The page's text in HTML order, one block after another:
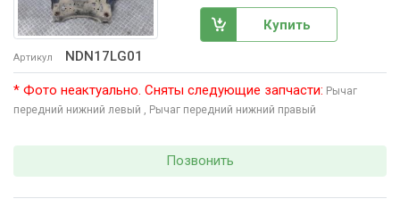
Артикул NDN17LG01
Купить
* Фото неактуально. Сняты следующие запчасти: Рычаг
передний нижний левый
, Рычаг передний нижний правый
Позвонить